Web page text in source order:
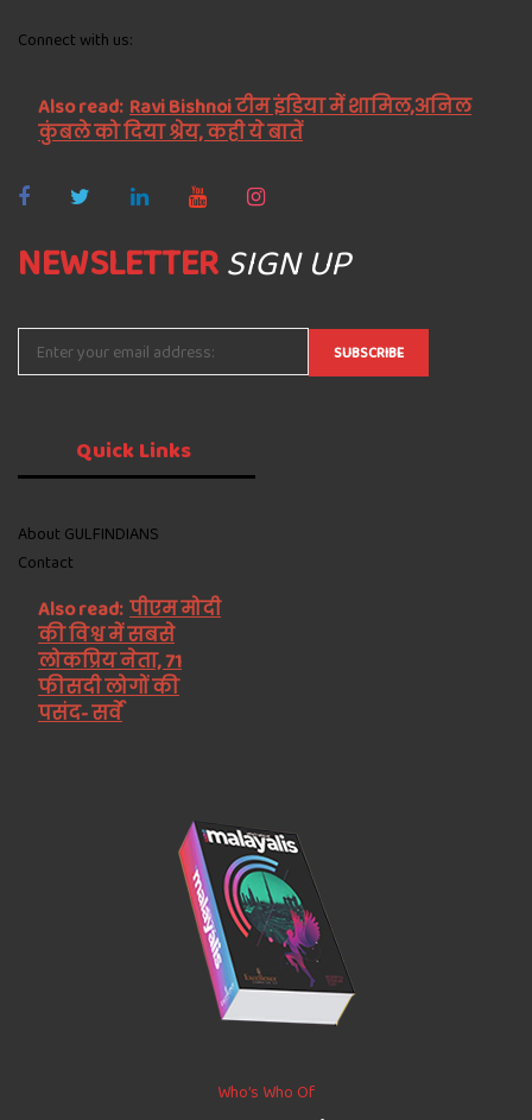
Connect with us:
Also read: Ravi Bishnoi टीम इंडिया में शामिल,अनिल
कुंबले को दिया श्रेय, कही ये बातें
NEWSLETTERSIGN UP
QuickLinks
About GULFINDIANS
Contact
Also read: पीएम मोदी
की विश्व में सबसे
लोकप्रिय नेता, 71
फीसदी लोगों की
पसंद- सर्वे
Who’s Who Of